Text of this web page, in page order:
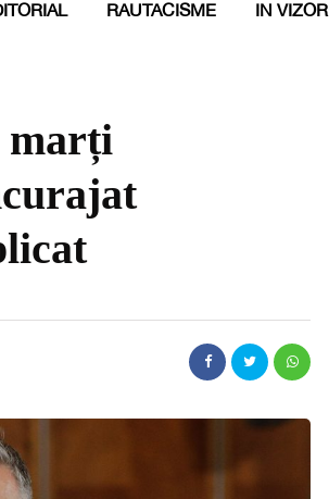
RAUTACISME IN VIZOR
marți